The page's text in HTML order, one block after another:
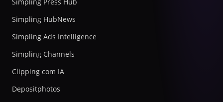
Simpling HubNews
Simpling Ads Intelligence
Simpling Channels
Clipping com IA
Depositphotos